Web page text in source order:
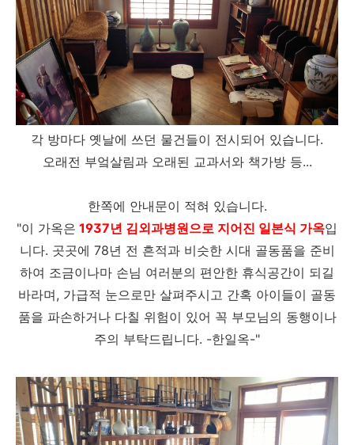
각 방마다 옛날에 쓰던 물건들이 전시되어 있습니다.
오래전 부엌살림과 오래된 교과서와 책가방 등...
한쪽에 안내문이 적혀 있습니다.
"이 가옥은 1937년 김외과병원으로 지어진 일본식 가옥입
니다. 곳곳에 78년 전 흔적과 비슷한 시대 골동품을 준비
하여 조금이나마 손님 여러분의 편안한 휴식공간이 되길
바라며, 가급적 눈으로만 살펴주시고 간혹 아이들이 골동
품을 파손하거나 다칠 위험이 있어 꼭 부모님의 동행이나
주의 부탁드립니다. -한일옥-"